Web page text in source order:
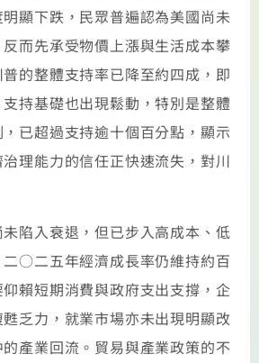
顯下跌，民眾普遍認為美國尚未
而先承受物價上漲與生活成本攀
的整體支持率已降至約四成，即
持基礎也出現鬆動，特別是整體
已超過支持逾十個百分點，顯示
理能力的信任正快速流失，對川
入衰退，但已步入高成本、低
○二五年經濟成長率仍維持約百
賴短期消費與政府支出支撐，企
乏力，就業市場亦未出現明顯改
產業回流。貿易與產業政策的不